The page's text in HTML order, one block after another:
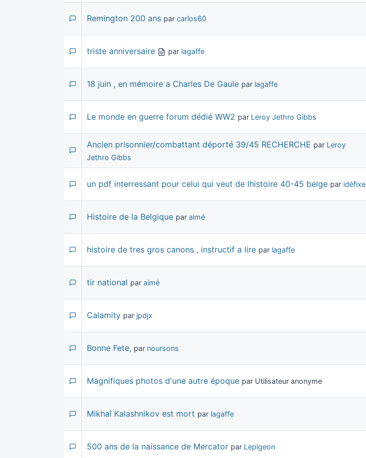
Remington 200 ans par carlos60
triste anniversaire par lagaffe
18 juin , en mémoire a Charles De Gaule par lagaffe
Le monde en guerre forum dédié WW2 par Leroy Jethro Gibbs
Ancien prisonnier/combattant déporté 39/45 RECHERCHE par Leroy
Jethro Gibbs
un pdf interressant pour celui qui veut de lhistoire 40-45 belge par idéfixe
Histoire de la Belgique par aimé
histoire de tres gros canons , instructif a lire par lagaffe
tir national par aimé
Calamity par jpdjx
Bonne Fete, par noursons
Magnifiques photos d'une autre époque par Utilisateur anonyme
Mikhaî Kalashnikov est mort par lagaffe
500 ans de la naissance de Mercator par Lepigeon